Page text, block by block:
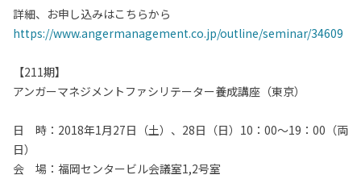
詳細、お申し込みはこちらから
https://www.angermanagement.co.jp/outline/seminar/34609
【211期】
アンガーマネジメントファシリテーター養成講座（東京）
日 時：2018年1月27日（土）、28日（日）10：00～19：00（両
日）
会 場：福岡センタービル会議室1,2号室